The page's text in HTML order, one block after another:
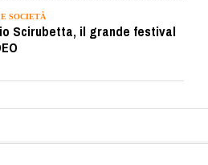
SOCIETÀ
Scirubetta, il grande festival